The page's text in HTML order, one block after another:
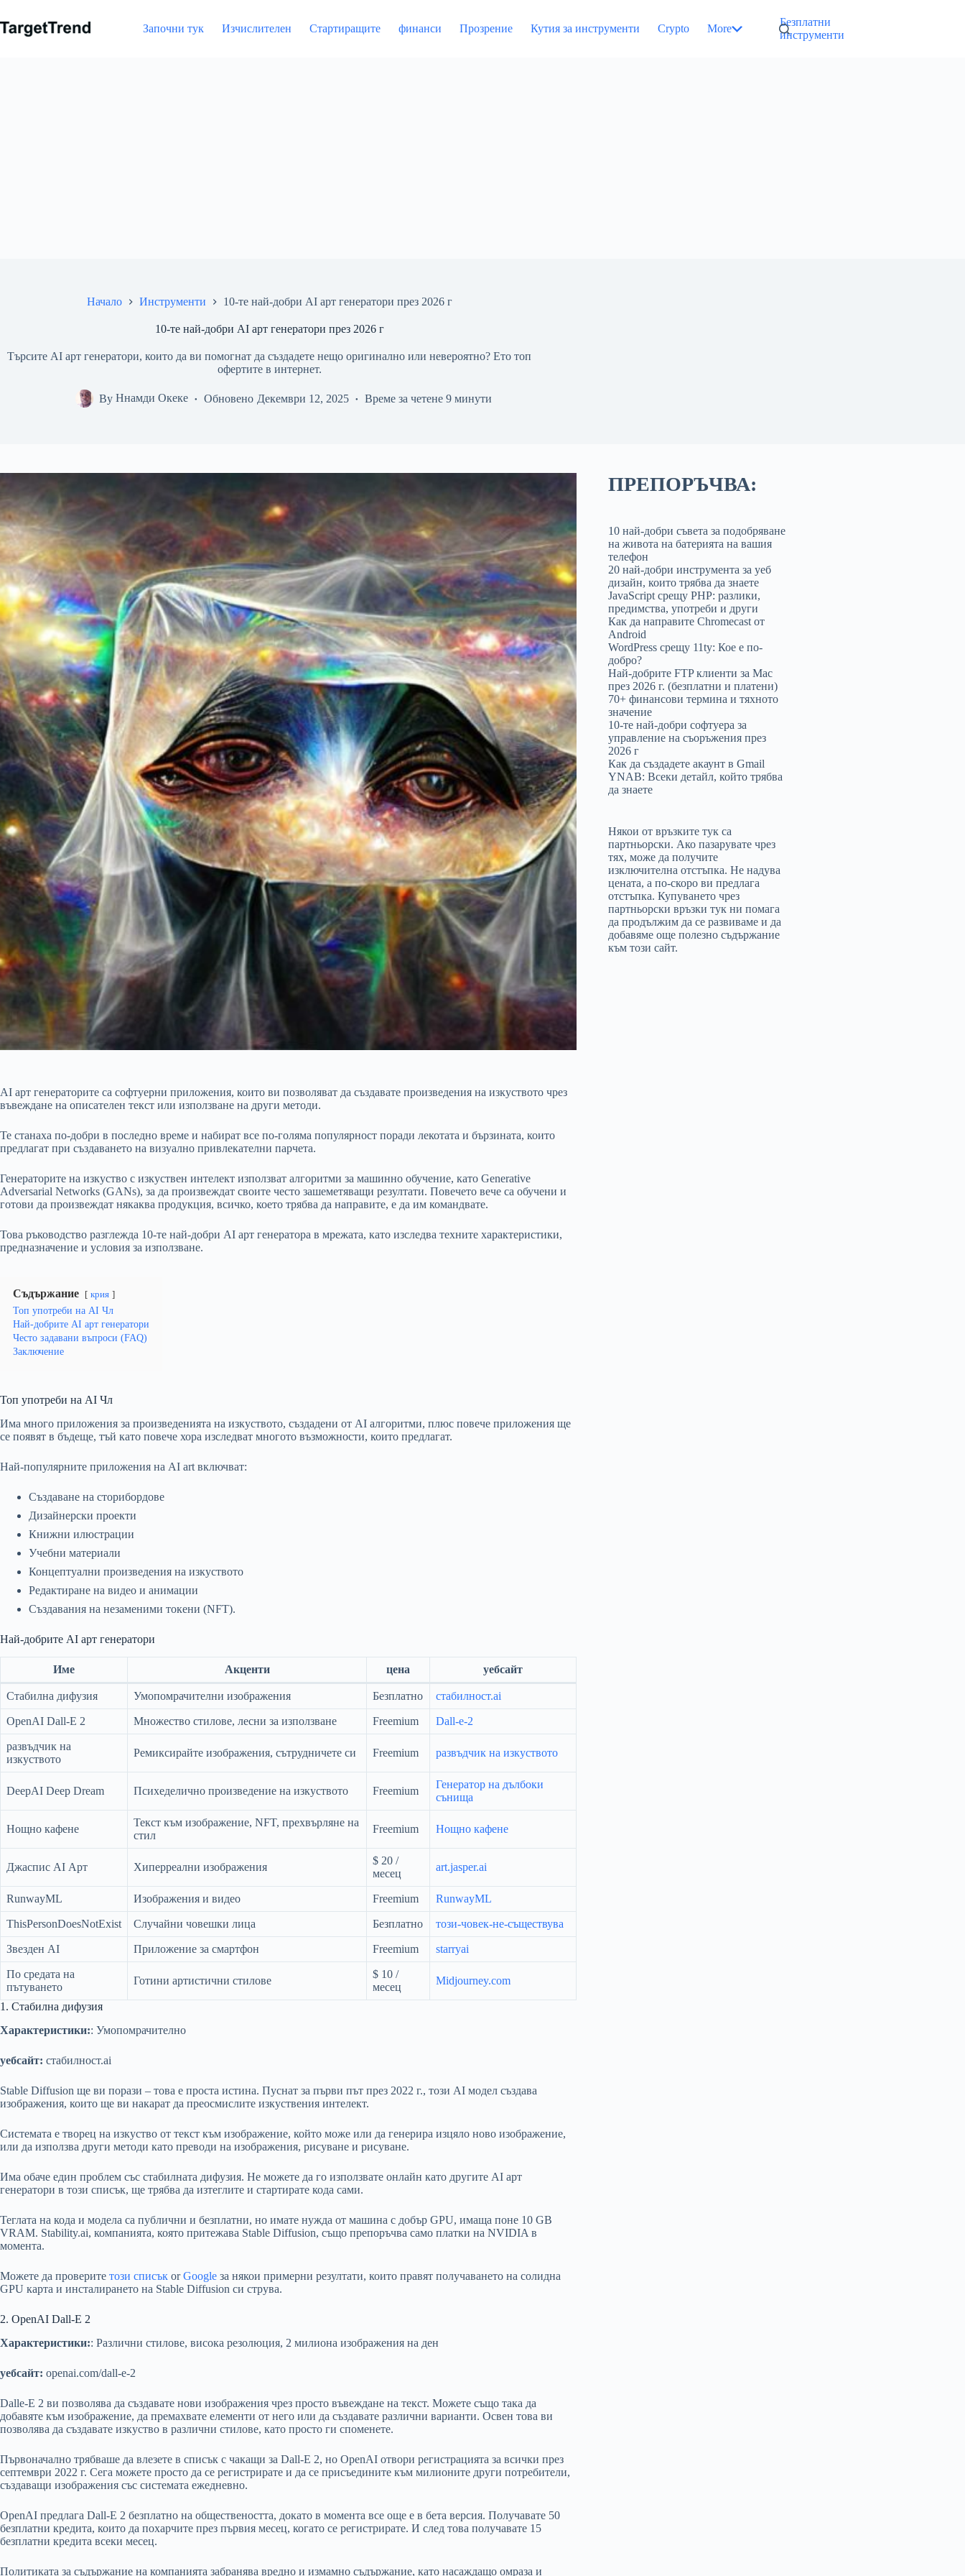
съдържание
Започни тук Изчислителен Стартиращите финанси Прозрение Кутия за инструменти Crypto More
Безплатни
инструменти
Начало Инструменти 10-те най-добри AI арт генератори през 2026 г
10-те най-добри AI арт генератори през 2026 г
Търсите AI арт генератори, които да ви помогнат да създадете нещо оригинално или невероятно? Ето топ
офертите в интернет.
By Ннамди Океке Обновено Декември 12, 2025 Време за четене 9 минути
AI арт генераторите са софтуерни приложения, които ви позволяват да създавате произведения на изкуството чрез
въвеждане на описателен текст или използване на други методи.
Те станаха по-добри в последно време и набират все по-голяма популярност поради лекотата и бързината, които
предлагат при създаването на визуално привлекателни парчета.
Генераторите на изкуство с изкуствен интелект използват алгоритми за машинно обучение, като Generative
Adversarial Networks (GANs), за да произвеждат своите често зашеметяващи резултати. Повечето вече са обучени и
готови да произвеждат някаква продукция, всичко, което трябва да направите, е да им командвате.
Това ръководство разглежда 10-те най-добри AI арт генератора в мрежата, като изследва техните характеристики,
предназначение и условия за използване.
Съдържание крия
Топ употреби на AI Чл
Най-добрите AI арт генератори
Често задавани въпроси (FAQ)
Заключение
Топ употреби на AI Чл
Има много приложения за произведенията на изкуството, създадени от AI алгоритми, плюс повече приложения ще
се появят в бъдеще, тъй като повече хора изследват многото възможности, които предлагат.
Най-популярните приложения на AI art включват:
Създаване на сторибордове
Дизайнерски проекти
Книжни илюстрации
Учебни материали
Концептуални произведения на изкуството
Редактиране на видео и анимации
Създавания на незаменими токени (NFT).
Най-добрите AI арт генератори
Име Акценти цена уебсайт
Стабилна дифузия Умопомрачителни изображения Безплатно стабилност.ai
OpenAI Dall-E 2 Множество стилове, лесни за използване Freemium Dall-e-2
развъдчик на
изкуството
Ремиксирайте изображения, сътрудничете си Freemium развъдчик на изкуството
DeepAI Deep Dream Психеделично произведение на изкуството Freemium
Генератор на дълбоки
сънища
Нощно кафене
Текст към изображение, NFT, прехвърляне на
стил
Freemium Нощно кафене
Джаспис AI Арт Хиперреални изображения
$ 20 /
месец
art.jasper.ai
RunwayML Изображения и видео Freemium RunwayML
ThisPersonDoesNotExist Случайни човешки лица Безплатно този-човек-не-съществува
Звезден AI Приложение за смартфон Freemium starryai
По средата на
пътуването
Готини артистични стилове
$ 10 /
месец
Midjourney.com
1. Стабилна дифузия
Характеристики:: Умопомрачително
уебсайт: стабилност.ai
Stable Diffusion ще ви порази – това е проста истина. Пуснат за първи път през 2022 г., този AI модел създава
изображения, които ще ви накарат да преосмислите изкуствения интелект.
Системата е творец на изкуство от текст към изображение, който може или да генерира изцяло ново изображение,
или да използва други методи като преводи на изображения, рисуване и рисуване.
Има обаче един проблем със стабилната дифузия. Не можете да го използвате онлайн като другите AI арт
генератори в този списък, ще трябва да изтеглите и стартирате кода сами.
Теглата на кода и модела са публични и безплатни, но имате нужда от машина с добър GPU, имаща поне 10 GB
VRAM. Stability.ai, компанията, която притежава Stable Diffusion, също препоръчва само платки на NVIDIA в
момента.
Можете да проверите този списък orGoogle за някои примерни резултати, които правят получаването на солидна
GPU карта и инсталирането на Stable Diffusion си струва.
2. OpenAI Dall-E 2
Характеристики:: Различни стилове, висока резолюция, 2 милиона изображения на ден
уебсайт: openai.com/dall-e-2
Dalle-E 2 ви позволява да създавате нови изображения чрез просто въвеждане на текст. Можете също така да
добавяте към изображение, да премахвате елементи от него или да създавате различни варианти. Освен това ви
позволява да създавате изкуство в различни стилове, като просто ги споменете.
Първоначално трябваше да влезете в списък с чакащи за Dall-E 2, но OpenAI отвори регистрацията за всички през
септември 2022 г. Сега можете просто да се регистрирате и да се присъедините към милионите други потребители,
създаващи изображения със системата ежедневно.
OpenAI предлага Dall-E 2 безплатно на обществеността, докато в момента все още е в бета версия. Получавате 50
безплатни кредита, които да похарчите през първия месец, когато се регистрирате. И след това получавате 15
безплатни кредита всеки месец.
Политиката за съдържание на компанията забранява вредно и измамно съдържание, като насаждащо омраза и
ПРЕПОРЪЧВА:
10 най-добри съвета за подобряване
на живота на батерията на вашия
телефон
20 най-добри инструмента за уеб
дизайн, които трябва да знаете
JavaScript срещу PHP: разлики,
предимства, употреби и други
Как да направите Chromecast от
Android
WordPress срещу 11ty: Кое е по-
добро?
Най-добрите FTP клиенти за Mac
през 2026 г. (безплатни и платени)
70+ финансови термина и тяхното
значение
10-те най-добри софтуера за
управление на съоръжения през
2026 г
Как да създадете акаунт в Gmail
YNAB: Всеки детайл, който трябва
да знаете
Някои от връзките тук са
партньорски. Ако пазарувате чрез
тях, може да получите
изключителна отстъпка. Не надува
цената, а по-скоро ви предлага
отстъпка. Купуването чрез
партньорски връзки тук ни помага
да продължим да се развиваме и да
добавяме още полезно съдържание
към този сайт.